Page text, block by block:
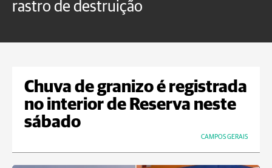
rastro de destruição
Chuva de granizo é registrada
no interior de Reserva neste
sábado
CAMPOS GERAIS